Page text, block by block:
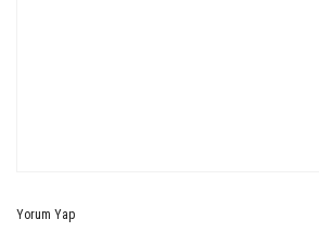
Yorum Yap